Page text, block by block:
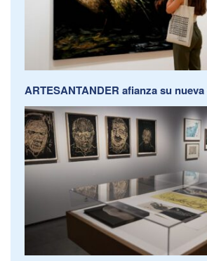
ARTESANTANDER afianza su nueva